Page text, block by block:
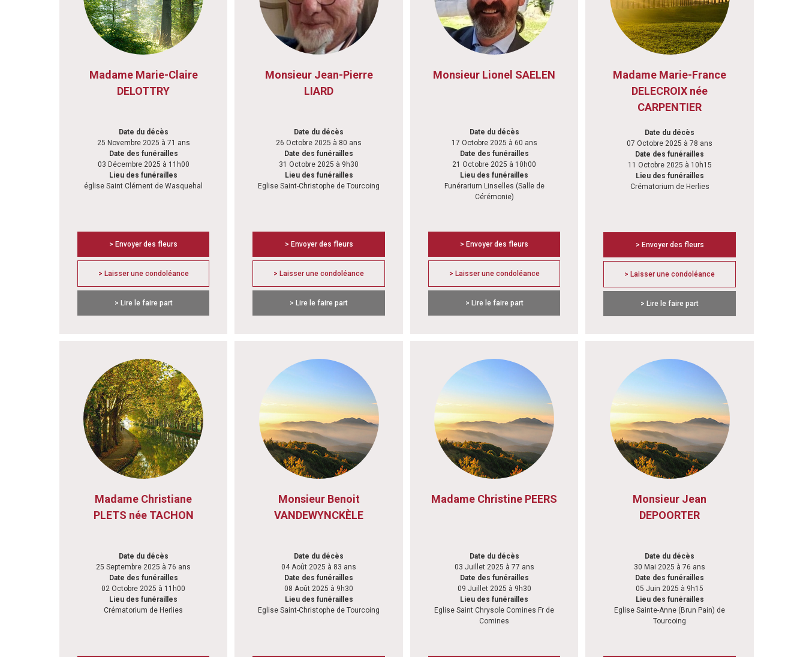
Madame Marie-Claire
DELOTTRY
Date du décès
25 Novembre 2025 à 71 ans
Date des funérailles
03 Décembre 2025 à 11h00
Lieu des funérailles
église Saint Clément de Wasquehal
> Envoyer des fleurs
> Laisser une condoléance
> Lire le faire part
Monsieur Jean-Pierre
LIARD
Date du décès
26 Octobre 2025 à 80 ans
Date des funérailles
31 Octobre 2025 à 9h30
Lieu des funérailles
Eglise Saint-Christophe de Tourcoing
> Envoyer des fleurs
> Laisser une condoléance
> Lire le faire part
Monsieur Lionel SAELEN
Date du décès
17 Octobre 2025 à 60 ans
Date des funérailles
21 Octobre 2025 à 10h00
Lieu des funérailles
Funérarium Linselles (Salle de
Cérémonie)
> Envoyer des fleurs
> Laisser une condoléance
> Lire le faire part
Madame Marie-France
DELECROIX née
CARPENTIER
Date du décès
07 Octobre 2025 à 78 ans
Date des funérailles
11 Octobre 2025 à 10h15
Lieu des funérailles
Crématorium de Herlies
> Envoyer des fleurs
> Laisser une condoléance
> Lire le faire part
Madame Christiane
PLETS née TACHON
Date du décès
25 Septembre 2025 à 76 ans
Date des funérailles
02 Octobre 2025 à 11h00
Lieu des funérailles
Crématorium de Herlies
Monsieur Benoit
VANDEWYNCKÈLE
Date du décès
04 Août 2025 à 83 ans
Date des funérailles
08 Août 2025 à 9h30
Lieu des funérailles
Eglise Saint-Christophe de Tourcoing
Madame Christine PEERS
Date du décès
03 Juillet 2025 à 77 ans
Date des funérailles
09 Juillet 2025 à 9h30
Lieu des funérailles
Eglise Saint Chrysole Comines Fr de
Comines
Monsieur Jean
DEPOORTER
Date du décès
30 Mai 2025 à 76 ans
Date des funérailles
05 Juin 2025 à 9h15
Lieu des funérailles
Eglise Sainte-Anne (Brun Pain) de
Tourcoing